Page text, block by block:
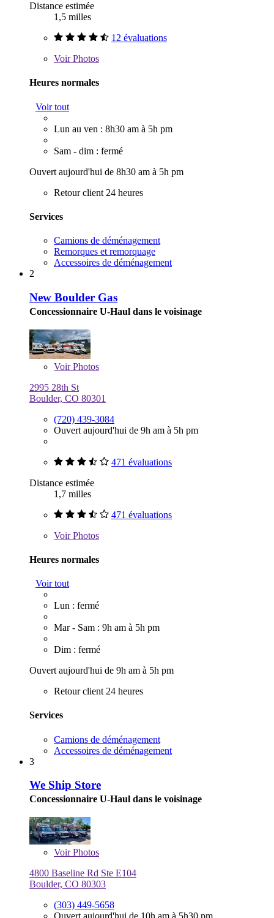
Distance estimée
1,5 milles
12 évaluations
VoirPhotos
Heures normales
Voir tout
Lun au ven : 8h30 am à 5h pm
Sam - dim : fermé
Ouvert aujourd'hui de 8h30 am à 5h pm
Retour client 24 heures
Services
Camions de déménagement
Remorques et remorquage
Accessoires de déménagement
2
New Boulder Gas
Concessionnaire U-Haul dans le voisinage
VoirPhotos
2995 28th St
Boulder, CO 80301
(720) 439-3084
Ouvert aujourd'hui de 9h am à 5h pm
471 évaluations
Distance estimée
1,7 milles
471 évaluations
VoirPhotos
Heures normales
Voir tout
Lun : fermé
Mar - Sam : 9h am à 5h pm
Dim : fermé
Ouvert aujourd'hui de 9h am à 5h pm
Retour client 24 heures
Services
Camions de déménagement
Accessoires de déménagement
3
We Ship Store
Concessionnaire U-Haul dans le voisinage
VoirPhotos
4800 Baseline Rd Ste E104
Boulder, CO 80303
(303) 449-5658
Ouvert aujourd'hui de 10h am à 5h30 pm